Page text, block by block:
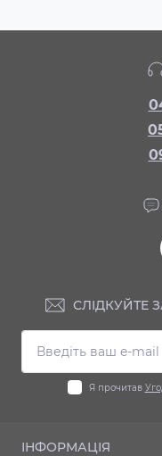
СЛІДКУЙТЕ
Я прочитав
ІНФОРМАЦІЯ